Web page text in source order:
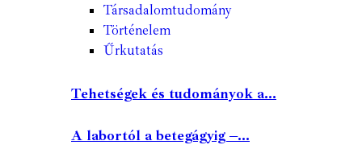
Társadalomtudomány
Történelem
Űrkutatás
Tehetségek és tudományok a...
A labortól a betegágyig –...